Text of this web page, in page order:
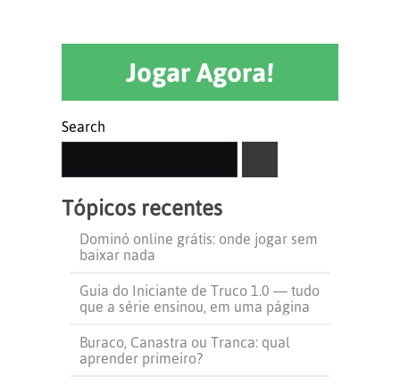
Jogar Agora!
Search
Tópicos recentes
Dominó online grátis: onde jogar sem
baixar nada
Guia do Iniciante de Truco 1.0 — tudo
que a série ensinou, em uma página
Buraco, Canastra ou Tranca: qual
aprender primeiro?